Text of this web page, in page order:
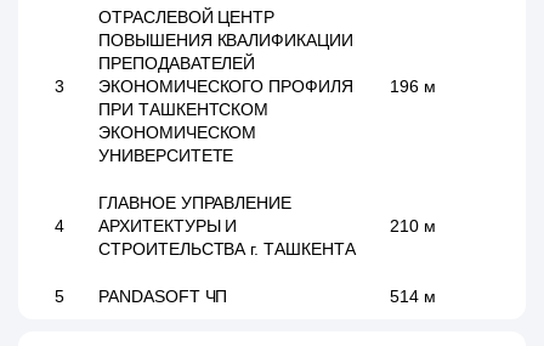
3
ОТРАСЛЕВОЙ ЦЕНТР
ПОВЫШЕНИЯ КВАЛИФИКАЦИИ
ПРЕПОДАВАТЕЛЕЙ
ЭКОНОМИЧЕСКОГО ПРОФИЛЯ
ПРИ ТАШКЕНТСКОМ
ЭКОНОМИЧЕСКОМ
УНИВЕРСИТЕТЕ
196 м
4
ГЛАВНОЕ УПРАВЛЕНИЕ
АРХИТЕКТУРЫ И
СТРОИТЕЛЬСТВА г. ТАШКЕНТА
210 м
5 PANDASOFT ЧП 514 м